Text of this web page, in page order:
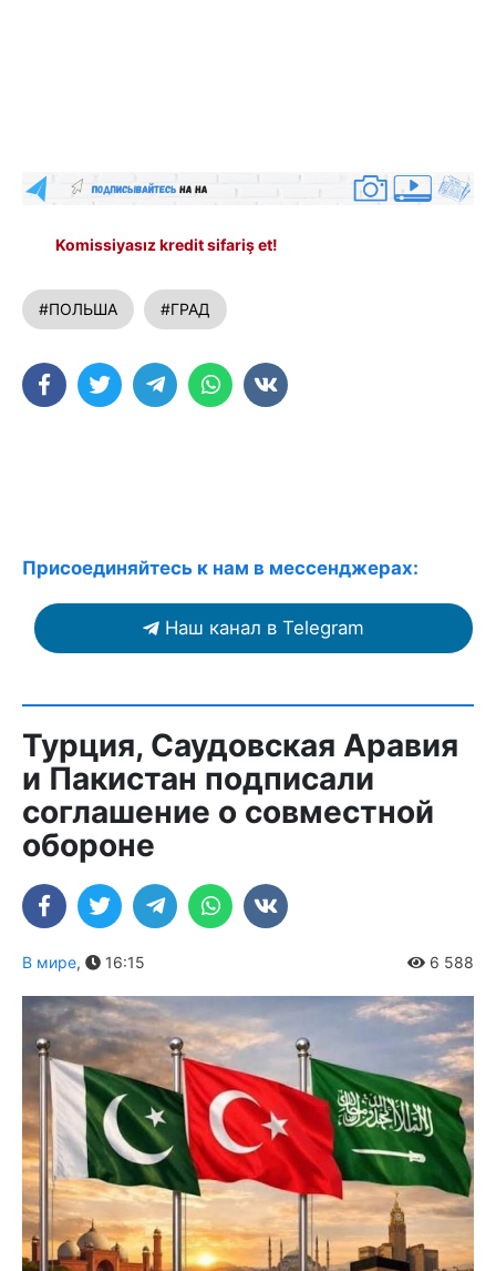
Komissiyasız kredit sifariş et!
#ПОЛЬША #ГРАД
Присоединяйтесь к нам в мессенджерах:
Наш канал в Telegram
Турция, Саудовская Аравия
и Пакистан подписали
соглашение о совместной
обороне
В мире, 16:15 6 588